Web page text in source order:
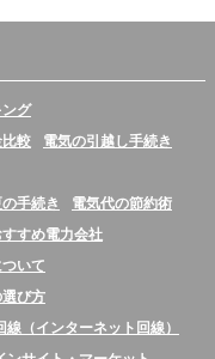
グ
較
電気の引越し手続き
手続き
電気代の節約術
すめ電力会社
いて
び方
線（インターネット回線）